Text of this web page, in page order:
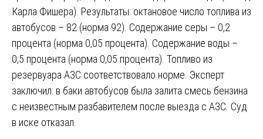
Карла Фишера). Результаты: октановое число топлива из
автобусов – 82 (норма 92). Содержание серы – 0,2
процента (норма 0,05 процента). Содержание воды –
0,5 процента (норма 0,05 процента). Топливо из
резервуара АЗС соответствовало норме. Эксперт
заключил: в баки автобусов была залита смесь бензина
с неизвестным разбавителем после выезда с АЗС. Суд
в иске отказал.